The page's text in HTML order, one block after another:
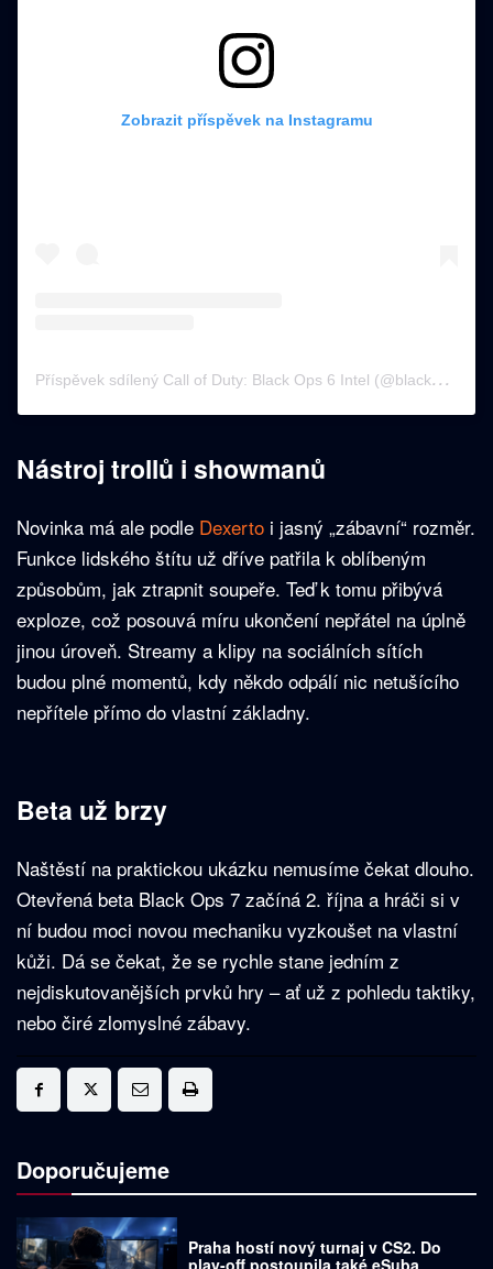
Zobrazit příspěvek na Instagramu
P
říspěvek sdílený Call of Duty: Black Ops 6 Intel (@blackops7intel)
Nástroj trollů i showmanů
Novinka má ale podle Dexerto i jasný „zábavní“ rozměr.
Funkce lidského štítu už dříve patřila k oblíbeným
způsobům, jak ztrapnit soupeře. Teď k tomu přibývá
exploze, což posouvá míru ukončení nepřátel na úplně
jinou úroveň. Streamy a klipy na sociálních sítích
budou plné momentů, kdy někdo odpálí nic netušícího
nepřítele přímo do vlastní základny.
Beta už brzy
Naštěstí na praktickou ukázku nemusíme čekat dlouho.
Otevřená beta Black Ops 7 začíná 2. října a hráči si v
ní budou moci novou mechaniku vyzkoušet na vlastní
kůži. Dá se čekat, že se rychle stane jedním z
nejdiskutovanějších prvků hry – ať už z pohledu taktiky,
nebo čiré zlomyslné zábavy.
Doporučujeme
Praha hostí nový turnaj v CS2. Do